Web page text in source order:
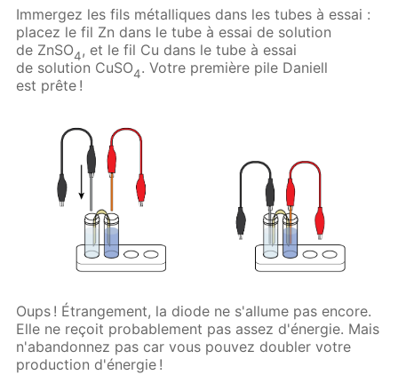
Immergez les fils métalliques dans les tubes à essai :
placez le fil Zn dans le tube à essai de solution
de ZnSO4, et le fil Cu dans le tube à essai
de solution CuSO4. Votre première pile Daniell
est prête !
Oups ! Étrangement, la diode ne s'allume pas encore.
Elle ne reçoit probablement pas assez d'énergie. Mais
n'abandonnez pas car vous pouvez doubler votre
production d'énergie !